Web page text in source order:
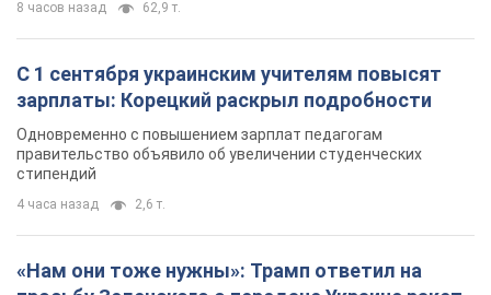
просьбу Зеленского о передаче Украине ракет
для Patriot
Американские запасы отдельных видов боеприпасов
ограничены